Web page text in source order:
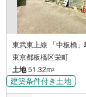
東武東上線 「中板橋
東京都板橋区栄町
土地51.32m2
建築条件付き土地